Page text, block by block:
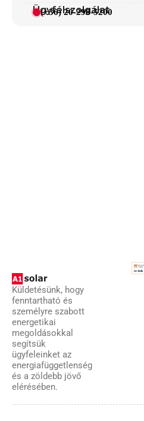
Ügyfélszolgálat
(+36) 20-298-5200
Küldetésünk, hogy
fenntartható és
személyre szabott
energetikai
megoldásokkal
segítsük
ügyfeleinket az
energiafüggetlenség
és a zöldebb jövő
elérésében.